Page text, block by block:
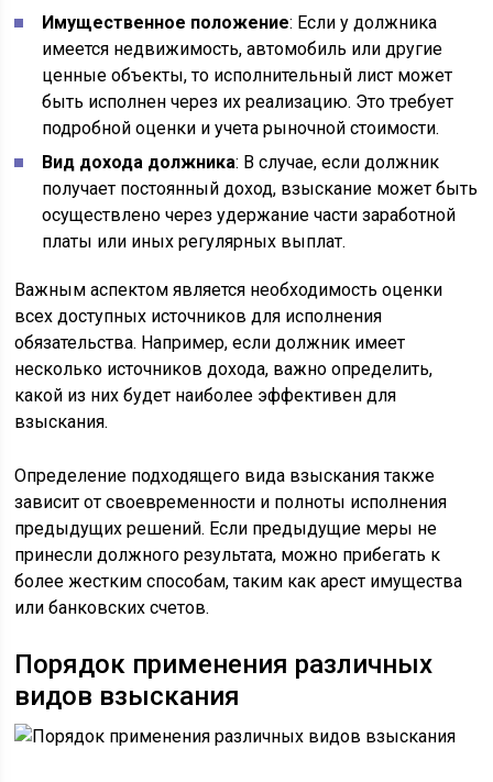
Имущественное положение: Если у должника
имеется недвижимость, автомобиль или другие
ценные объекты, то исполнительный лист может
быть исполнен через их реализацию. Это требует
подробной оценки и учета рыночной стоимости.
Вид дохода должника: В случае, если должник
получает постоянный доход, взыскание может быть
осуществлено через удержание части заработной
платы или иных регулярных выплат.
Важным аспектом является необходимость оценки
всех доступных источников для исполнения
обязательства. Например, если должник имеет
несколько источников дохода, важно определить,
какой из них будет наиболее эффективен для
взыскания.
Определение подходящего вида взыскания также
зависит от своевременности и полноты исполнения
предыдущих решений. Если предыдущие меры не
принесли должного результата, можно прибегать к
более жестким способам, таким как арест имущества
или банковских счетов.
Порядок применения различных
видов взыскания